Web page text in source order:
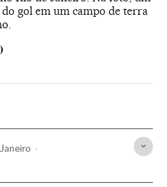
gol em um campo de terra